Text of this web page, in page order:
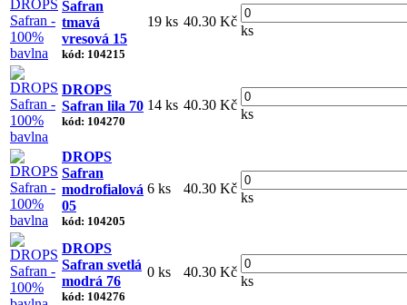
Safran
tmavá
vresová 15
kód: 104215
19 ks 40.30 Kč
ks
DROPS
Safran lila 70
kód: 104270
14 ks 40.30 Kč
ks
DROPS
Safran
modrofialová
05
kód: 104205
6 ks 40.30 Kč
ks
DROPS
Safran svetlá
modrá 76
kód: 104276
0 ks 40.30 Kč
ks